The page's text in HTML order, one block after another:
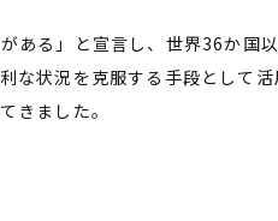
ある」と宣言し、世界36か国
な状況を克服する手段として
きました。